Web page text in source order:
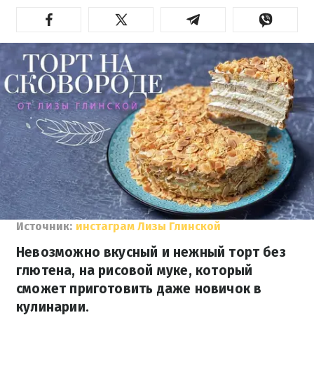
Источник: инстаграм Лизы Глинской
Невозможно вкусный и нежный торт без
глютена, на рисовой муке, который
сможет приготовить даже новичок в
кулинарии.